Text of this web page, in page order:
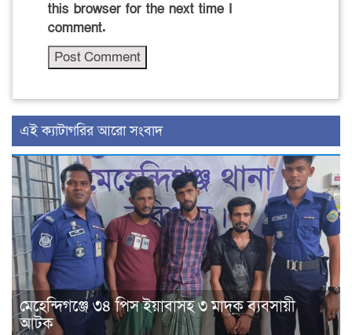
this browser for the next time I
comment.
‍এই ক্যাটাগরির ‍আরো সংবাদ
মেহেন্দিগঞ্জে ৩৪ পিস ইয়াবাসহ ৩ মাদক ব্যবসায়ী
আটক